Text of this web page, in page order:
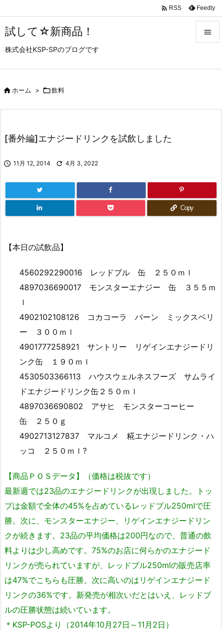
試して☆新商品！
株式会社KSP-SPのブログです

 RSS Feedly
ホーム > 飲料
[番外編]エナジードリンクを試飲しました
 11月 12, 2014  4月 3, 2022
Copy
【本日の試飲品】
4560292290016 レッドブル 缶 ２５０ｍｌ
4897036690017 モンスターエナジー 缶 ３５５ｍ
ｌ
4902102108126 コカコーラ バーン ミックスベリ
ー ３００ｍｌ
4901777258921 サントリー リゲインエナジードリ
ンク缶 １９０ｍｌ
4530503366113 ハウスウェルネスフーズ サムライ
ドエナジードリンク缶２５０ｍｌ
4897036690802 アサヒ モンスターコーヒー
缶 ２５０ｇ
4902713127837 マルコメ 糀エナジードリンク・ハ
ッコ ２５０ｍｌ?
【商品ＰＯＳデータ】（価格は税抜です）
最新週では23品のエナジードリンクが出現しました。トッ
プは金額で全体の45%を占めているレッドブル250mlで圧
勝。次に、モンスターエナジー、リゲインエナジードリン
クが続きます。23品の平均価格は200円なので、普通の飲
料よりは少し高めです。75%のお店に何らかのエナジード
リンクが売られていますが、レッドブル250mlの販売店率
は47%でこちらも圧勝。次に高いのはリゲインエナジード
リンクの36%です。新発売が相次いだとはいえ、レッドブ
ルの圧勝状態は続いています。
＊KSP-POSより（2014年10月27日～11月2日）